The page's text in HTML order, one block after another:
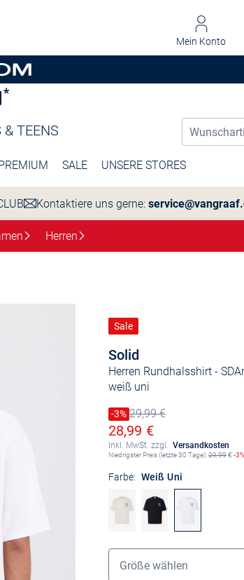
Mein Konto
& TEENS
SALE UNSERE STORES
Kontaktiere uns gerne:
Herren
Solid
Herren Rundhalsshirt -
weiß uni
Sale
Preis reduziert um
-3%
Alter Preis
29,99 €
Ermäßigter Preis
28,99 €
Inkl. MwSt. zzgl. Versandkosten
Niedrigster Preis (letzte 30 Tage):29,99€ -3%
Farbe: Weiß Uni
Größenauswahl
Größe wählen